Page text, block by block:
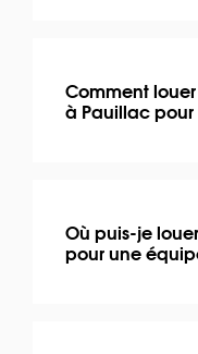
Comment
à Pauillac
Où puis-je
pour une